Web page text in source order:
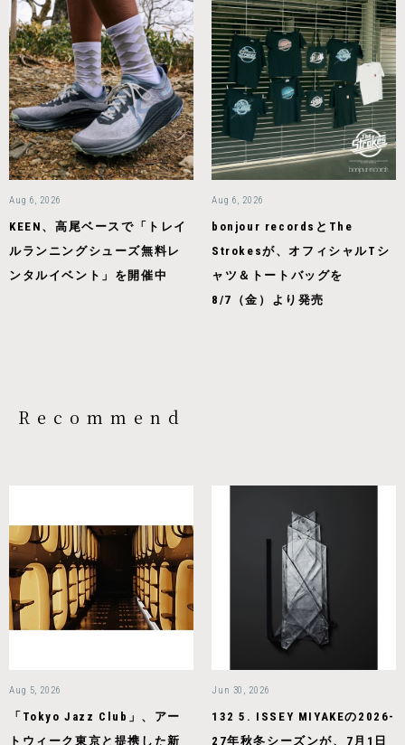
Aug 6, 2026
KEEN、高尾ベースで「トレイ
ルランニングシューズ無料レ
ンタルイベント」を開催中
Aug 6, 2026
bonjour recordsとThe
Strokesが、オフィシャルTシ
ャツ＆トートバッグを
8/7（金）より発売
Recommend
Aug 5, 2026
「Tokyo Jazz Club」、アー
トウィーク東京と提携した新
Jun 30, 2026
132 5. ISSEY MIYAKEの2026-
27年秋冬シーズンが、7月1日